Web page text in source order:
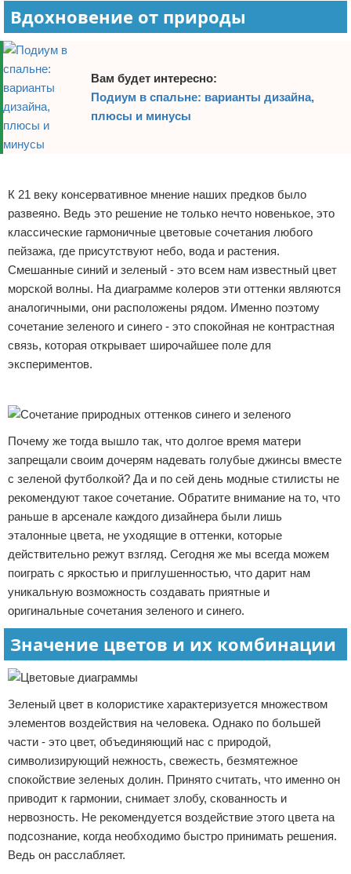
Безопасность
Стройматериалы
Вдохновение от природы
Вам будет интересно:
Подиум в спальне: варианты дизайна,
плюсы и минусы
К 21 веку консервативное мнение наших предков было
развеяно. Ведь это решение не только нечто новенькое, это
классические гармоничные цветовые сочетания любого
пейзажа, где присутствуют небо, вода и растения.
Смешанные синий и зеленый - это всем нам известный цвет
морской волны. На диаграмме колеров эти оттенки являются
аналогичными, они расположены рядом. Именно поэтому
сочетание зеленого и синего - это спокойная не контрастная
связь, которая открывает широчайшее поле для
экспериментов.
Почему же тогда вышло так, что долгое время матери
запрещали своим дочерям надевать голубые джинсы вместе
с зеленой футболкой? Да и по сей день модные стилисты не
рекомендуют такое сочетание. Обратите внимание на то, что
раньше в арсенале каждого дизайнера были лишь
эталонные цвета, не уходящие в оттенки, которые
действительно режут взгляд. Сегодня же мы всегда можем
поиграть с яркостью и приглушенностью, что дарит нам
уникальную возможность создавать приятные и
оригинальные сочетания зеленого и синего.
Значение цветов и их комбинации
Зеленый цвет в колористике характеризуется множеством
элементов воздействия на человека. Однако по большей
части - это цвет, объединяющий нас с природой,
символизирующий нежность, свежесть, безмятежное
спокойствие зеленых долин. Принято считать, что именно он
приводит к гармонии, снимает злобу, скованность и
нервозность. Не рекомендуется воздействие этого цвета на
подсознание, когда необходимо быстро принимать решения.
Ведь он расслабляет.